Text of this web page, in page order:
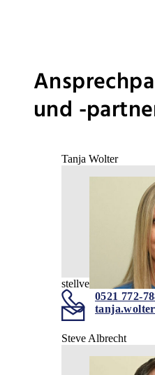
und -
Tanja Wolter
stellvertretende
0521 772-
Steve Albrecht